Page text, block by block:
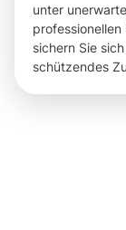
unter
sichern Sie
schützendes